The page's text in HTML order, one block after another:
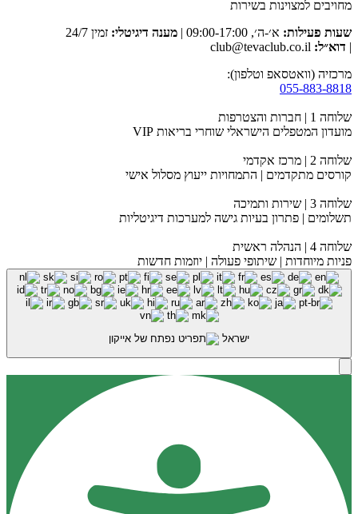
מחויבים למצוינות בשירות
שעות פעילות: א׳-ה׳, 09:00-17:00 | מענה דיגיטלי:
זמין 24/7
| דוא״ל:
מרכזיה (וואטסאפ וטלפון):
055-883-8818
שלוחה 1 | חברות והצטרפות
מועדון המטפלים הישראלי שוחרי בריאות VIP
שלוחה 2 | מרכז אקדמי
קורסים מתקדמים | התמחויות ייעוץ מסלול אישי
שלוחה 3 | שירות ותמיכה
תשלומים | פתרון בעיות גישה למערכות דיגיטליות
שלוחה 4 | הנהלה ראשית
פניות מיוחדות | שיתופי פעולה | יוזמות חדשות
ישראל